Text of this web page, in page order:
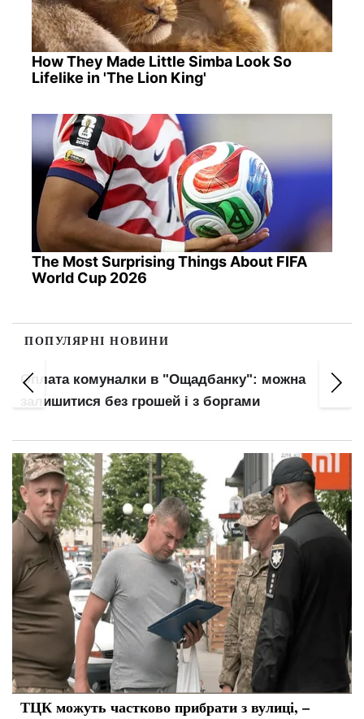
How They Made Little Simba Look So
Lifelike in 'The Lion King'
The Most Surprising Things About FIFA
World Cup 2026
ПОПУЛЯРНІ НОВИНИ
Оплата комуналки в "Ощадбанку": можна
залишитися без грошей і з боргами
ТЦК можуть частково прибрати з вулиці, –